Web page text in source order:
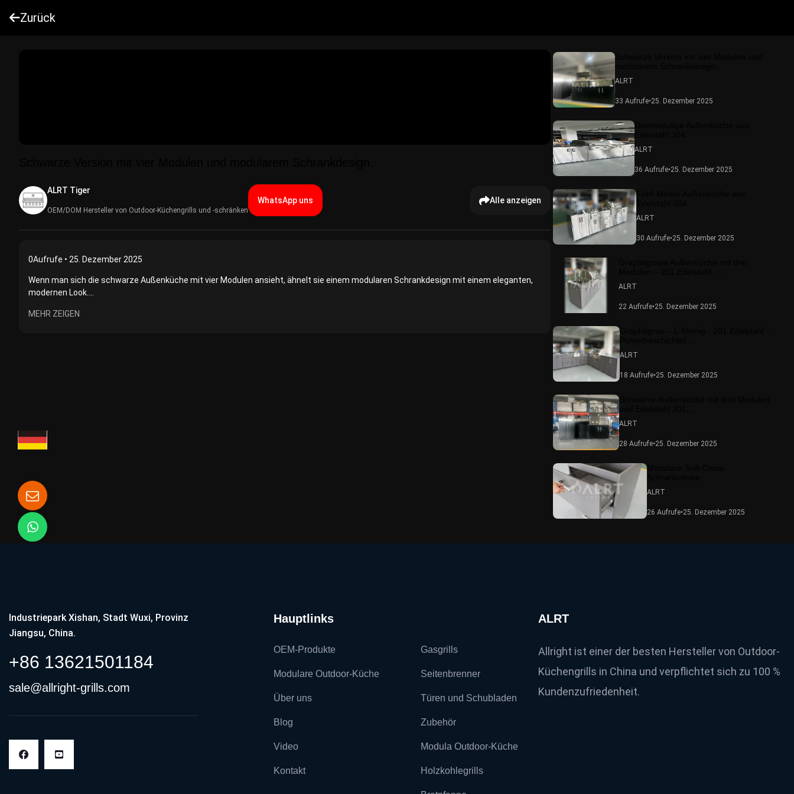
Zurück
ALRT Tiger
OEM/DOM Hersteller von Outdoor-Küchengrills und -schränken
WhatsApp uns Alle anzeigen
0Aufrufe • 25. Dezember 2025
Wenn man sich die schwarze Außenküche mit vier Modulen ansieht, ähnelt sie einem modularen Schrankdesign mit einem eleganten,
modernen Look....
MEHR ZEIGEN
Schwarze Version mit vier Modulen und
modularem Schrankdesign.
ALRT
33 Aufrufe•25. Dezember 2025
ALRT
36 Aufrufe•25. Dezember 2025
ALRT
30 Aufrufe•25. Dezember 2025
ALRT
22 Aufrufe•25. Dezember 2025
ALRT
18 Aufrufe•25. Dezember 2025
ALRT
28 Aufrufe•25. Dezember 2025
ALRT
26 Aufrufe•25. Dezember 2025
Industriepark Xishan, Stadt Wuxi, Provinz
Jiangsu, China.
+86 13621501184
sale@allright-grills.com
Hauptlinks
OEM-Produkte
Modulare Outdoor-Küche
Über uns
Blog
Video
Kontakt
Gasgrills
Seitenbrenner
Türen und Schubladen
Zubehör
Modula Outdoor-Küche
Holzkohlegrills
ALRT
Allright ist einer der besten Hersteller von Outdoor-
Küchengrills in China und verpflichtet sich zu 100 %
Kundenzufriedenheit.